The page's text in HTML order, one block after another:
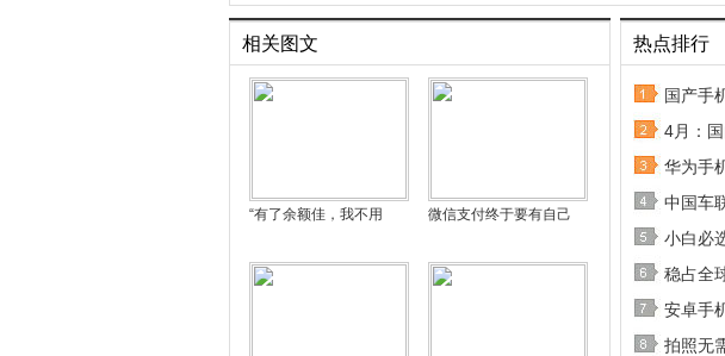
相关图文
“有了余额佳，我不用 微信支付终于要有自己
热点排行
国产手
4月：
华为手
中国车
小白必
稳占全
安卓手
拍照无